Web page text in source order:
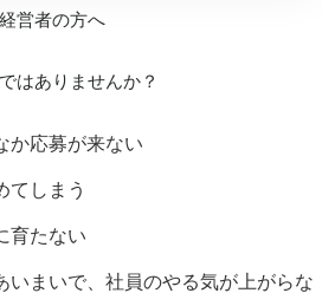
営者の方へ
はありませんか？
か応募が来ない
てしまう
育たない
いまいで、社員のやる気が上がらな